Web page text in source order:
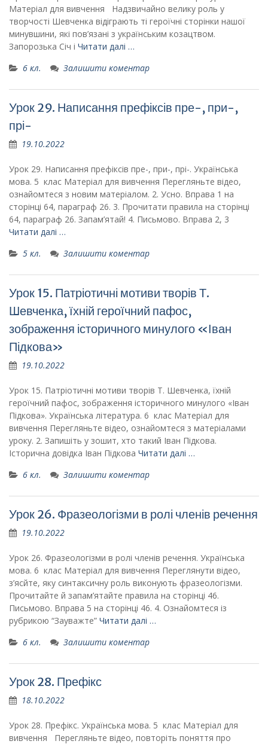
Матеріал для вивчення Надзвичайно велику роль у
творчості Шевченка відіграють ті героїчні сторінки нашої
минувшини, які пов’язані з україн­ським козацтвом.
Запорозька Січ і Читати далі …
6 кл.
Залишити коментар
Урок 29. Написання префіксів пре-, при-,
прі-
19.10.2022
Урок 29. Написання префіксів пре-, при-, прі-. Українська
мова. 5 клас Матеріал для вивчення Перегляньте відео,
ознайомтеся з новим матеріалом. 2. Усно. Вправа 1 на
сторінці 64, параграф 26. 3. Прочитати правила на сторінці
64, параграф 26. Запам’ятай! 4. Письмово. Вправа 2, 3
Читати далі …
5 кл.
Залишити коментар
Урок 15. Патріотичні мотиви творів Т.
Шевченка, їхній героїчний пафос,
зображення історичного минулого «Іван
Підкова»
19.10.2022
Урок 15. Патріотичні мотиви творів Т. Шевченка, їхній
героїчний пафос, зображення історичного минулого «Іван
Підкова». Українська література. 6 клас Матеріал для
вивчення Перегляньте відео, ознайомтеся з матеріалами
уроку. 2. Запишіть у зошит, хто такий Іван Підкова.
Історична довідка Іван Підкова Читати далі …
6 кл.
Залишити коментар
Урок 26. Фразеологіз­ми в ролі членів речення
19.10.2022
Урок 26. Фразеологіз­ми в ролі членів речення. Українська
мова. 6 клас Матеріал для вивчення Переглянути відео,
з’ясйте, яку синтаксичну роль виконують фразеологізми.
Прочитайте й запам’ятайте правила на сторінці 46.
Письмово. Вправа 5 на сторінці 46. 4. Ознайомтеся із
рубрикою “Зауважте” Читати далі …
6 кл.
Залишити коментар
Урок 28. Префікс
18.10.2022
Урок 28. Префікс. Українська мова. 5 клас Матеріал для
вивчення Перегляньте відео, повторіть поняття про